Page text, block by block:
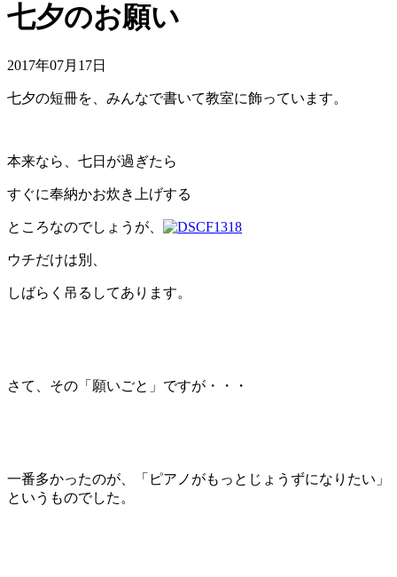
七夕のお願い
2017年07月17日
七夕の短冊を、みんなで書いて教室に飾っています。
本来なら、七日が過ぎたら
すぐに奉納かお炊き上げする
ところなのでしょうが、
ウチだけは別、
しばらく吊るしてあります。
さて、その「願いごと」ですが・・・
一番多かったのが、「ピアノがもっとじょうずになりたい」
というものでした。